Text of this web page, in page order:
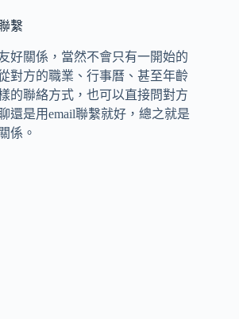
繫
好關係，當然不會只有一開始的
對方的職業、行事曆、甚至年齡
的聯絡方式，也可以直接問對方
還是用email聯繫就好，總之就是
係。